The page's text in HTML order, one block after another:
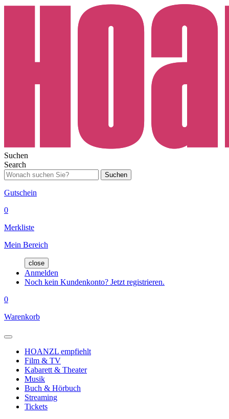
Suchen
Search
Suchen
Gutschein
0
Merkliste
Mein Bereich
close
Anmelden
Noch kein Kundenkonto? Jetzt registrieren.
0
Warenkorb
HOANZL empfiehlt
Film & TV
Kabarett & Theater
Musik
Buch & Hörbuch
Streaming
Tickets